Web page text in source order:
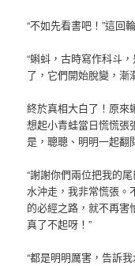
“不如先看書吧！”這回
“蝌蚪，古時寫作科斗
了，它們開始脫變，
終於真相大白了！原來
想起小青蛙當日慌慌張
是，聰聰、明明一起翻
“謝謝你們兩位把我的
水沖走，我非常慌張。
的必經之路，就不再害
真了不起呀！”
“都是明明厲害，告訴